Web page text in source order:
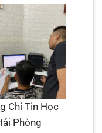
Chỉ Tin Học
Phòng